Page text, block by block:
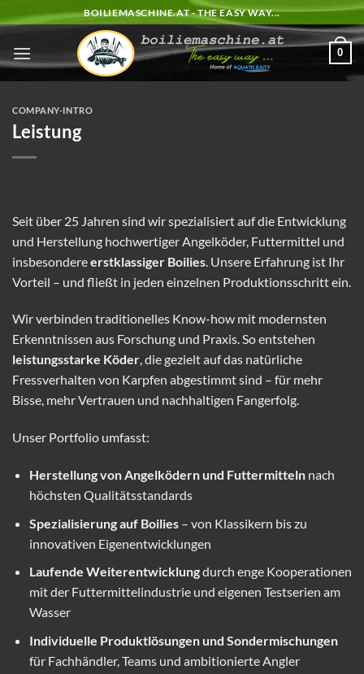
Inhalt
springen
BOILIEMASCHINE.AT - THE EASY WAY...
0
COMPANY-INTRO
Leistung
Seit über 25 Jahren sind wir spezialisiert auf die Entwicklung
und Herstellung hochwertiger Angelköder, Futtermittel und
insbesondereerstklassiger Boilies . Unsere Erfahrung ist Ihr
Vorteil – und fließt in jeden einzelnen Produktionsschritt ein.
Wir verbinden traditionelles Know-how mit modernsten
Erkenntnissen aus Forschung und Praxis. So entstehen
leistungsstarke Köder, die gezielt auf das natürliche
Fressverhalten von Karpfen abgestimmt sind – für mehr
Bisse, mehr Vertrauen und nachhaltigen Fangerfolg.
Unser Portfolio umfasst:
Herstellung von Angelködern und Futtermittelnnach
höchsten Qualitätsstandards
Spezialisierung auf Boilies– von Klassikern bis zu
innovativen Eigenentwicklungen
Laufende Weiterentwicklungdurch enge Kooperationen
mit der Futtermittelindustrie und eigenen Testserien am
Wasser
Individuelle Produktlösungen und Sondermischungen
für Fachhändler, Teams und ambitionierte Angler